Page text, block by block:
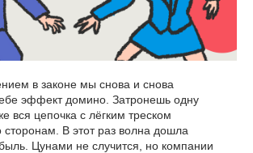
в законе мы снова и снова
эффект домино. Затронешь одну
вся цепочка с лёгким треском
сторонам. В этот раз волна дошла
Цунами не случится, но компании